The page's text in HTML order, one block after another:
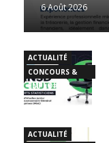
6 Août 2026
ACTUALITÉ
CONCOURS &
EMPLOI
ACTUALITÉ